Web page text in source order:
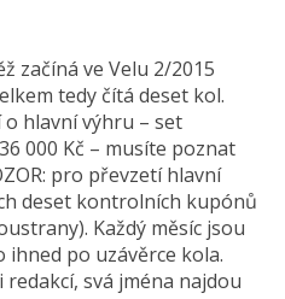
začíná ve Velu 2/2015
tedy čítá deset kol.
hlavní výhru – set
000 Kč – musíte poznat
pro převzetí hlavní
deset kontrolních kupónů
Každý měsíc jsou
ihned po uzávěrce kola.
svá jména najdou